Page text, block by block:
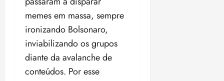
memes em massa, sempre
ironizando Bolsonaro,
inviabilizando os grupos
diante da avalanche de
conteúdos. Por esse